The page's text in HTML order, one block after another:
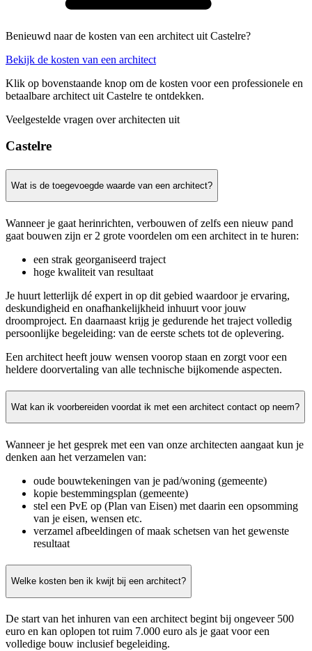
Benieuwd naar de kosten van een architect uit Castelre?
Bekijk de kosten van een architect
Klik op bovenstaande knop om de kosten voor een professionele en
betaalbare architect uit Castelre te ontdekken.
Veelgestelde vragen over architecten uit
Castelre
Wat is de toegevoegde waarde van een architect?
Wanneer je gaat herinrichten, verbouwen of zelfs een nieuw pand
gaat bouwen zijn er 2 grote voordelen om een architect in te huren:
een strak georganiseerd traject
hoge kwaliteit van resultaat
Je huurt letterlijk dé expert in op dit gebied waardoor je ervaring,
deskundigheid en onafhankelijkheid inhuurt voor jouw
droomproject. En daarnaast krijg je gedurende het traject volledig
persoonlijke begeleiding: van de eerste schets tot de oplevering.
Een architect heeft jouw wensen voorop staan en zorgt voor een
heldere doorvertaling van alle technische bijkomende aspecten.
Wat kan ik voorbereiden voordat ik met een architect contact op neem?
Wanneer je het gesprek met een van onze architecten aangaat kun je
denken aan het verzamelen van:
oude bouwtekeningen van je pad/woning (gemeente)
kopie bestemmingsplan (gemeente)
stel een PvE op (Plan van Eisen) met daarin een opsomming
van je eisen, wensen etc.
verzamel afbeeldingen of maak schetsen van het gewenste
resultaat
Welke kosten ben ik kwijt bij een architect?
De start van het inhuren van een architect begint bij ongeveer 500
euro en kan oplopen tot ruim 7.000 euro als je gaat voor een
volledige bouw inclusief begeleiding.